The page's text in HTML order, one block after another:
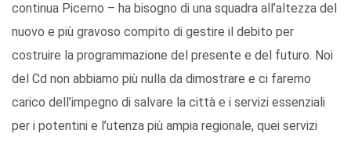
continua Picerno – ha bisogno di una squadra all’altezza del
nuovo e più gravoso compito di gestire il debito per
costruire la programmazione del presente e del futuro. Noi
del Cd non abbiamo più nulla da dimostrare e ci faremo
carico dell’impegno di salvare la città e i servizi essenziali
per i potentini e l’utenza più ampia regionale, quei servizi